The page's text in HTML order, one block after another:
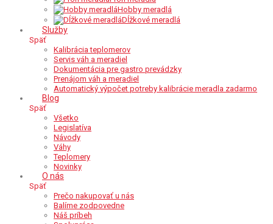
Hobby meradlá
Dĺžkové meradlá
Služby
Späť
Kalibrácia teplomerov
Servis váh a meradiel
Dokumentácia pre gastro prevádzky
Prenájom váh a meradiel
Automatický výpočet potreby kalibrácie meradla zadarmo
Blog
Späť
Všetko
Legislatíva
Návody
Váhy
Teplomery
Novinky
O nás
Späť
Prečo nakupovať u nás
Balíme zodpovedne
Náš príbeh